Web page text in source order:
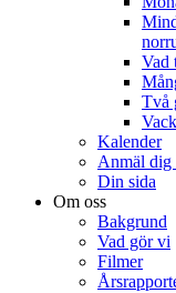
Vad
Två
Kalender
Anmäl dig
Din sida
Om oss
Bakgrund
Vad gör vi
Filmer